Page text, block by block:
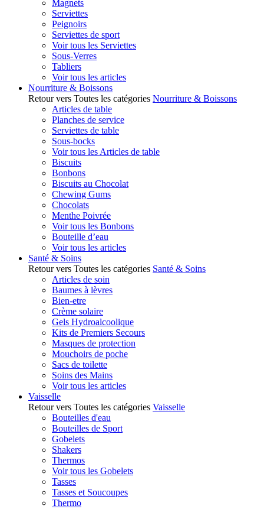
Magnets
Serviettes
Peignoirs
Serviettes de sport
Voir tous les Serviettes
Sous-Verres
Tabliers
Voir tous les articles
Nourriture & Boissons
Retour vers Toutes les catégories Nourriture & Boissons
Articles de table
Planches de service
Serviettes de table
Sous-bocks
Voir tous les Articles de table
Biscuits
Bonbons
Biscuits au Chocolat
Chewing Gums
Chocolats
Menthe Poivrée
Voir tous les Bonbons
Bouteille d’eau
Voir tous les articles
Santé & Soins
Retour vers Toutes les catégories Santé & Soins
Articles de soin
Baumes à lèvres
Bien-etre
Crème solaire
Gels Hydroalcoolique
Kits de Premiers Secours
Masques de protection
Mouchoirs de poche
Sacs de toilette
Soins des Mains
Voir tous les articles
Vaisselle
Retour vers Toutes les catégories Vaisselle
Bouteilles d'eau
Bouteilles de Sport
Gobelets
Shakers
Thermos
Voir tous les Gobelets
Tasses
Tasses et Soucoupes
Thermo